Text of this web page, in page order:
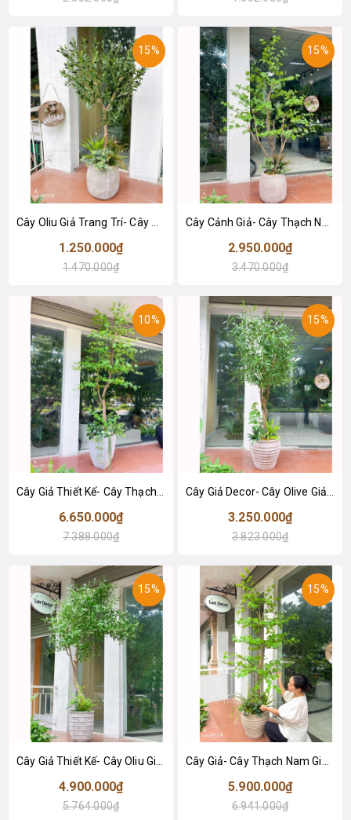
15%
1.250.000₫
1.470.000₫
15%
2.950.000₫
3.470.000₫
10%
6.650.000₫
7.388.000₫
15%
3.250.000₫
3.823.000₫
15%
4.900.000₫
5.764.000₫
15%
5.900.000₫
6.941.000₫